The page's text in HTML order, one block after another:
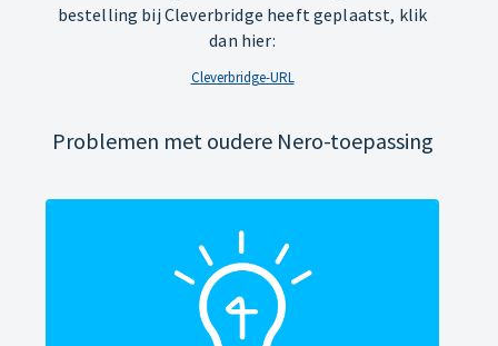
bestelling bij Cleverbridge heeft geplaatst, klik
dan hier:
Cleverbridge-URL
Problemen met oudere Nero-toepassing